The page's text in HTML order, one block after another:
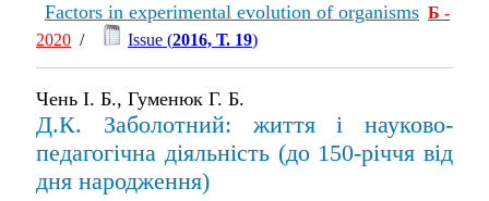
Factors in experimental evolution of organisms Б -
2020 / Issue (2016, Т. 19)
Чень І. Б., Гуменюк Г. Б.
Д.К. Заболотний: життя і науково-
педагогічна діяльність (до 150-річчя від
дня народження)